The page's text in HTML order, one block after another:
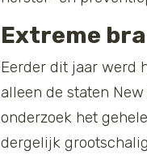
Extreme
Eerder dit jaar werd
alleen de staten
onderzoek het
dergelijk